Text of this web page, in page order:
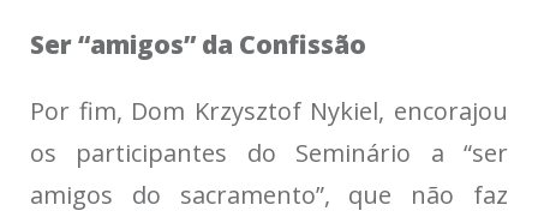
Ser “amigos” da Confissão
Por fim, Dom Krzysztof Nykiel, encorajou
os participantes do Seminário a “ser
amigos do sacramento”, que não faz